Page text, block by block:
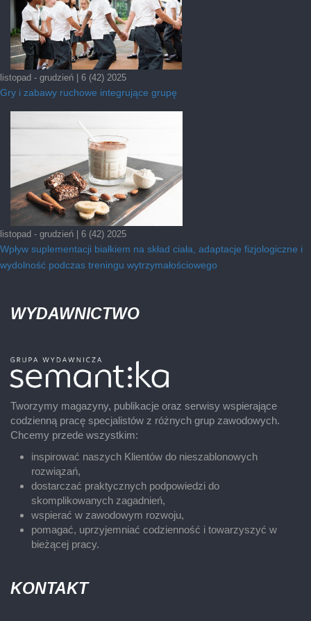
listopad - grudzień | 6 (42) 2025
Gry i zabawy ruchowe integrujące grupę
listopad - grudzień | 6 (42) 2025
Wpływ suplementacji białkiem na skład ciała, adaptacje fizjologiczne i
wydolność podczas treningu wytrzymałościowego
WYDAWNICTWO
Tworzymy magazyny, publikacje oraz serwisy wspierające
codzienną pracę specjalistów z różnych grup zawodowych.
Chcemy przede wszystkim:
inspirować naszych Klientów do nieszablonowych
rozwiązań,
dostarczać praktycznych podpowiedzi do
skomplikowanych zagadnień,
wspierać w zawodowym rozwoju,
pomagać, uprzyjemniać codzienność i towarzyszyć w
bieżącej pracy.
KONTAKT